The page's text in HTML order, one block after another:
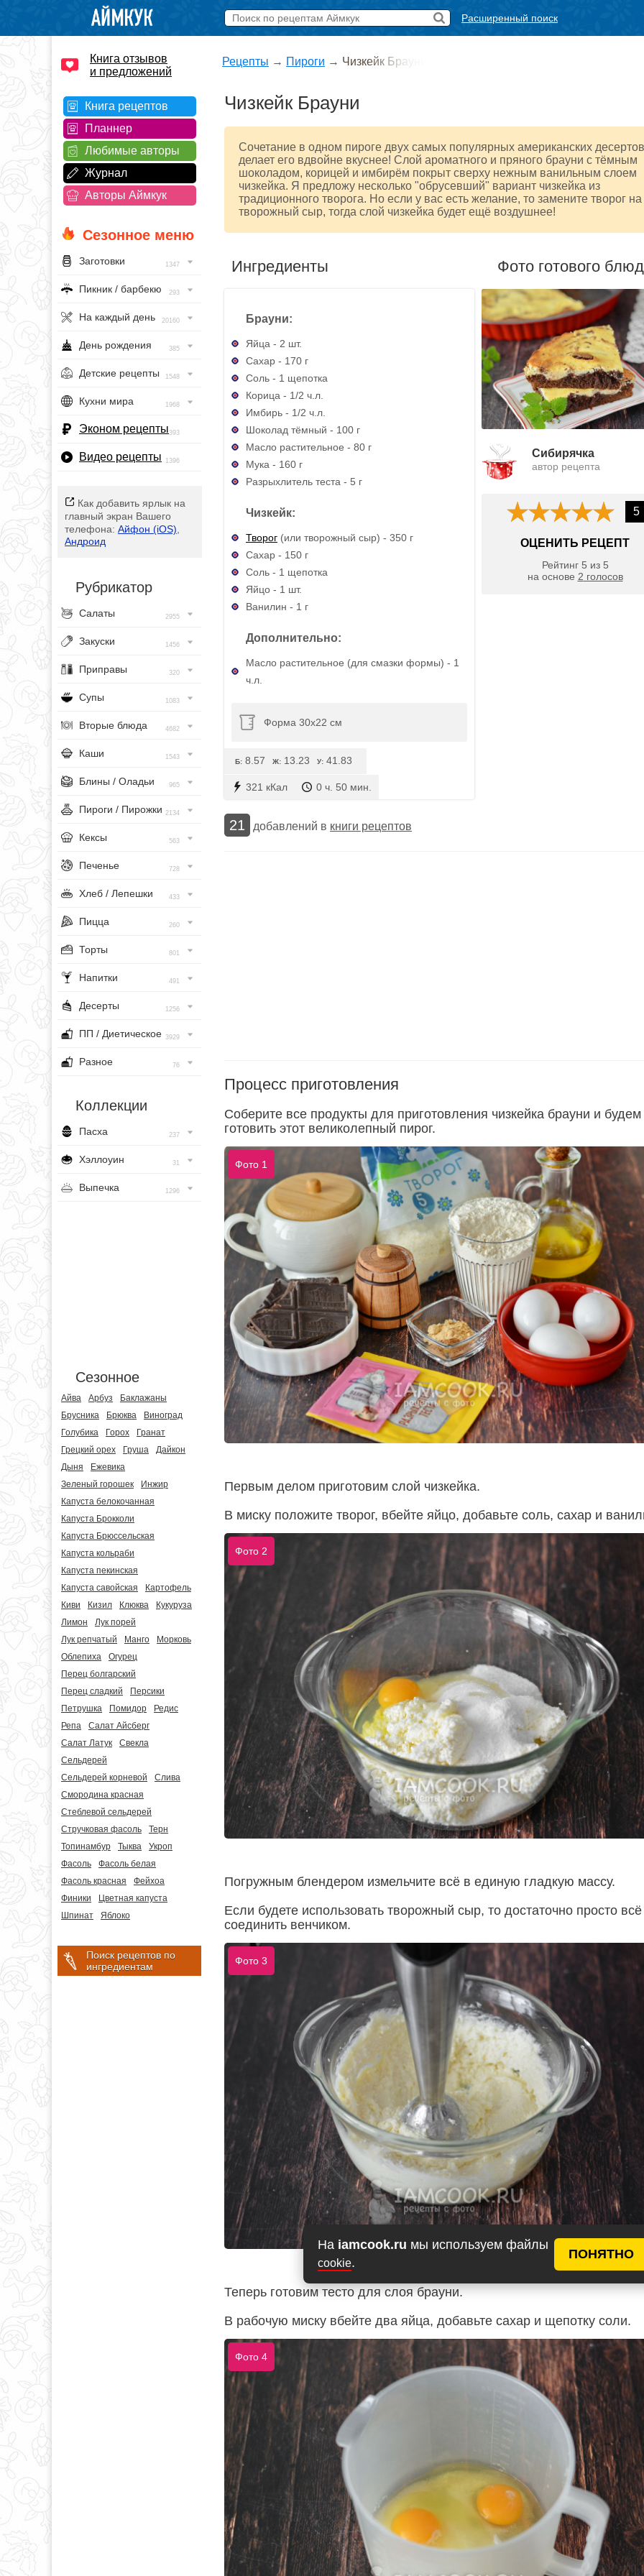
На iamcook.ru мы используем файлы
cookie.
ПОНЯТНО
Расширенный поиск
Книга отзывов
и предложений
Книга рецептов
Планнер
Любимые авторы
Журнал
Авторы Аймкук
Сезонное меню
Заготовки 1347
Пикник / барбекю 293
На каждый день 20160
День рождения 385
Детские рецепты 1548
Кухни мира 1968
Эконом рецепты393
Видео рецепты 1396
Как добавить ярлык на
главный экран Вашего
телефона: Айфон (iOS)
Андроид
Рубрикатор
Салаты 2955
Закуски 1456
Приправы 320
Супы 1083
Вторые блюда 4682
Каши 1543
Блины / Оладьи 965
Пироги / Пирожки 2134
Кексы 563
Печенье 728
Хлеб / Лепешки 433
Пицца 260
Торты 801
Напитки 491
Десерты 1256
ПП / Диетическое 3929
Разное 76
Коллекции
Пасха 237
Хэллоуин 31
Выпечка 1296
Сезонное
Айва Арбуз
Баклажаны
Брусника
Брюква
Виноград
Голубика
Горох
Гранат
Грецкий орех
Груша
Дайкон
Дыня
Ежевика
Зеленый горошек
Инжир
Капуста белокочанная
Капуста Брокколи
Капуста Брюссельская
Капуста кольраби
Капуста пекинская
Капуста савойская
Картофель
Киви
Кизил Клюква
Кукуруза
Лимон
Лук порей
Лук репчатый
Манго
Морковь
Облепиха
Огурец
Перец болгарский
Перец сладкий
Персики
Петрушка
Помидор
Редис
Репа
Салат Айсберг
Салат Латук
Свекла
Сельдерей
Сельдерей корневой
Слива
Смородина красная
Стеблевой сельдерей
Стручковая фасоль
Терн
Топинамбур
Тыква
Укроп
Фасоль
Фасоль белая
Фасоль красная
Фейхоа
Финики
Цветная капуста
Шпинат
Яблоко
Поиск рецептов по
ингредиентам
Рецепты → Пироги → Чизкейк Брауни
Чизкейк Брауни
Сочетание в одном пироге двух самых популярных американских десертов
делает его вдвойне вкуснее! Слой ароматного и пряного брауни с тёмным
шоколадом, корицей и имбирём покрыт сверху нежным ванильным слоем
чизкейка. Я предложу несколько "обрусевший" вариант чизкейка из
традиционного творога. Но если у вас есть желание, то замените творог на
творожный сыр, тогда слой чизкейка будет ещё воздушнее!
Ингредиенты
Брауни:
Яйца - 2 шт.
Сахар - 170 г
Соль - 1 щепотка
Корица - 1/2 ч.л.
Имбирь - 1/2 ч.л.
Шоколад тёмный - 100 г
Масло растительное - 80 г
Мука - 160 г
Разрыхлитель теста - 5 г
Чизкейк:
Творог (или творожный сыр) - 350 г
Сахар - 150 г
Соль - 1 щепотка
Яйцо - 1 шт.
Ванилин - 1 г
Дополнительно:
Масло растительное (для смазки формы) - 1
ч.л.
Форма 30x22 см
321 кКал 0 ч. 50 мин.
Б: 8.57 Ж: 13.23 У: 41.83
Фото готового
Сибирячка
автор рецепта
5
ОЦЕНИТЬ РЕЦЕПТ
Рейтинг 5 из 5
на основе 2 голосов
21 добавлений в книги рецептов
Процесс приготовления
Соберите все продукты для приготовления чизкейка брауни и будем
готовить этот великолепный пирог.
Фото 1
Первым делом приготовим слой чизкейка.
В миску положите творог, вбейте яйцо, добавьте соль, сахар и
Фото 2
Погружным блендером измельчите всё в единую гладкую массу.
Если будете использовать творожный сыр, то достаточно просто всё
соединить венчиком.
Фото 3
Теперь готовим тесто для слоя брауни.
В рабочую миску вбейте два яйца, добавьте сахар и щепотку соли.
Фото 4